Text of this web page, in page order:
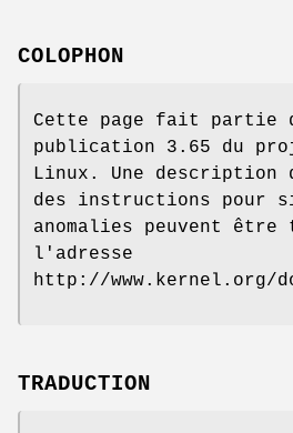
COLOPHON
Cette page fait partie
publication 3.65 du
Linux. Une description
des instructions pour
anomalies peuvent être
l'adresse
http://www.kernel.org/
TRADUCTION